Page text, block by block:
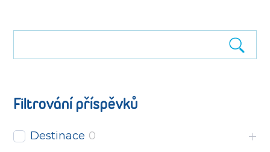
Filtrování příspěvků
Destinace 0